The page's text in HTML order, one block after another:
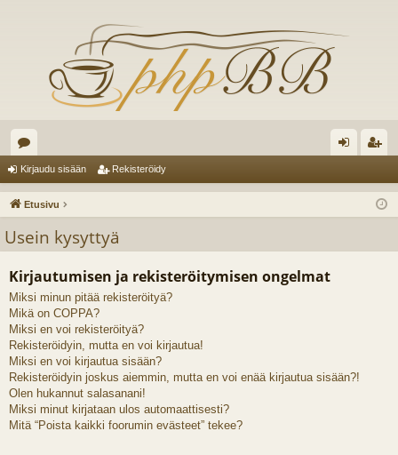
es
ku
el
ua
lu
ee
t
au
si
ist
öi
Kirjaudu sisään Rekisteröidy
Etusivu
Usein kysyttyä
Kirjautumisen ja rekisteröitymisen ongelmat
Miksi minun pitää rekisteröityä?
Mikä on COPPA?
Miksi en voi rekisteröityä?
Rekisteröidyin, mutta en voi kirjautua!
Miksi en voi kirjautua sisään?
Rekisteröidyin joskus aiemmin, mutta en voi enää kirjautua sisään?!
Olen hukannut salasanani!
Miksi minut kirjataan ulos automaattisesti?
Mitä “Poista kaikki foorumin evästeet” tekee?